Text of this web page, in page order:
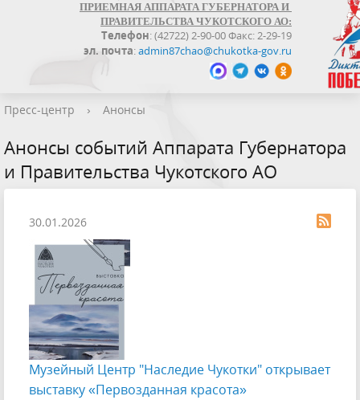
ПРИЕМНАЯ АППАРАТА ГУБЕРНАТОРА И
ПРАВИТЕЛЬСТВА ЧУКОТСКОГО АО:
Телефон: (42722) 2-90-00 Факс: 2-29-19
эл. почта:admin87chao@chukotka-gov.ru
Пресс-центр › Анонсы
Анонсы событий Аппарата Губернатора
и Правительства Чукотского АО
30.01.2026
Музейный Центр "Наследие Чукотки" открывает
выставку «Первозданная красота»